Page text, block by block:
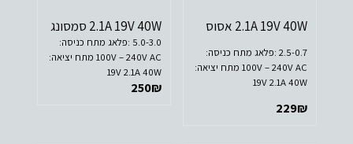
2.1A 19V 40W אסוס
2.5-0.7 :פלאג
מתח כניסה:
100V – 240V AC
מתח יציאה:
19V 2.1A 40W
229₪
2.1A 19V 40W סמסונג
5.0-3.0 :פלאג מתח כניסה:
100V – 240V AC מתח יציאה:
19V 2.1A 40W
250₪